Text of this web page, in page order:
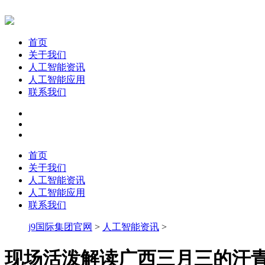
首页
关于我们
人工智能资讯
人工智能应用
联系我们
首页
关于我们
人工智能资讯
人工智能应用
联系我们
j9国际集团官网 > 人工智能资讯 >
现场活泼解读广西三月三的汗